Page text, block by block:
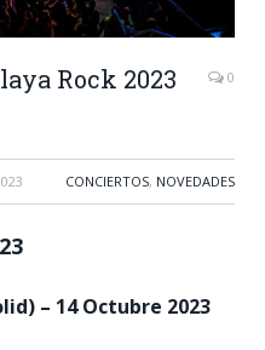
Rock 2023
0
CONCIERTOS, NOVEDADES
– 14 Octubre 2023